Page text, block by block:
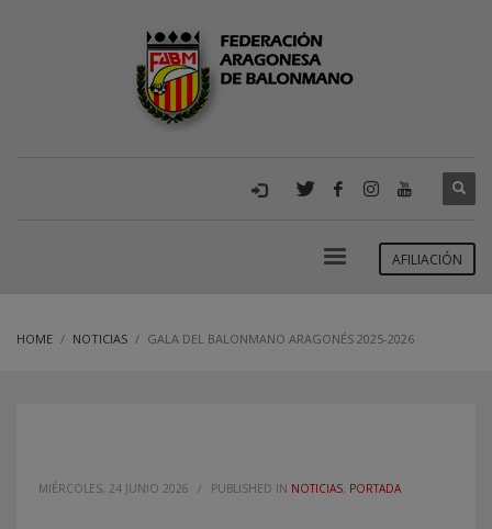
AFILIACIÓN
HOME NOTICIAS GALA DEL BALONMANO ARAGONÉS 2025-2026
MIÉRCOLES, 24 JUNIO 2026 / PUBLISHED IN NOTICIAS, PORTADA